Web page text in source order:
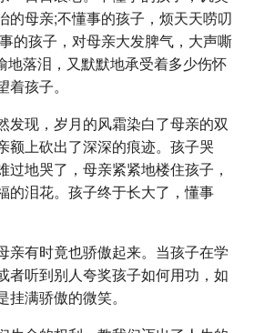
的母亲;不懂事的孩子，烦天天唠叨
的孩子，对母亲大发脾气，大声嘶
地落泪，又默默地承受着多少伤怀
孩子。
发现，岁月的风霜染白了母亲的双
额上砍出了深深的痕迹。孩子哭
过地哭了，母亲紧紧地楼住孩子，
的泪花。孩子终于长大了，懂事
亲有时竟也骄傲起来。当孩子在学
者听到别人夸奖孩子如何用功，如
满骄傲的微笑。